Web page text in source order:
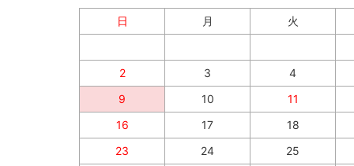
日 月 火
2 3
4
9
10
11
16
17
18
23
24
25